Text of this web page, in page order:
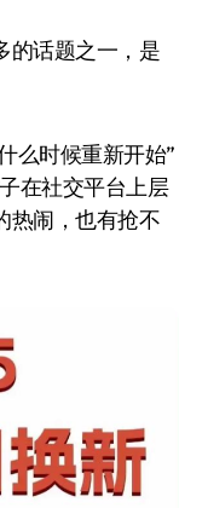
么时候重新开始”
在社交平台上层
热闹，也有抢不